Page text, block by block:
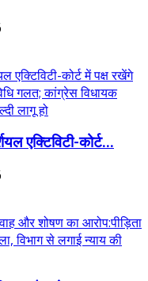
एक्टिविटी-कोर्ट...